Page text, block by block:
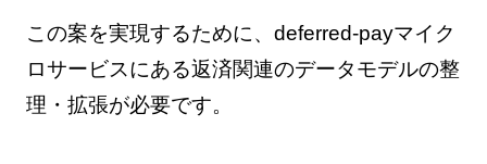
この案を実現するために、deferred-payマイク
ロサービスにある返済関連のデータモデルの整
理・拡張が必要です。